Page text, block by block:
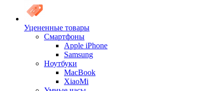
Уцененные товары
Cмартфоны
Apple iPhone
Samsung
Ноутбуки
MacBook
XiaoMi